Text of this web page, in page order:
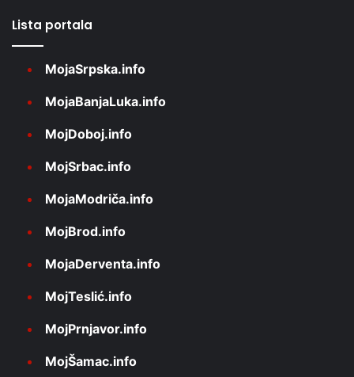
Lista portala
MojaSrpska.info
MojaBanjaLuka.info
MojDoboj.info
MojSrbac.info
MojaModriča.info
MojBrod.info
MojaDerventa.info
MojTeslić.info
MojPrnjavor.info
MojŠamac.info